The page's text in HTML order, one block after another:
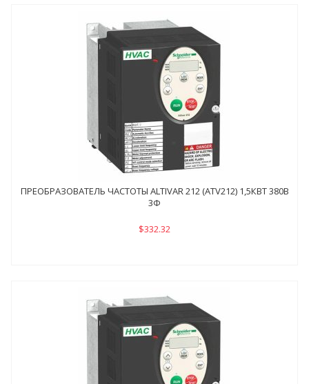
ПРЕОБРАЗОВАТЕЛЬ ЧАСТОТЫ ALTIVAR 212 (ATV212) 1,5КВТ 380В
3Ф
$332.32